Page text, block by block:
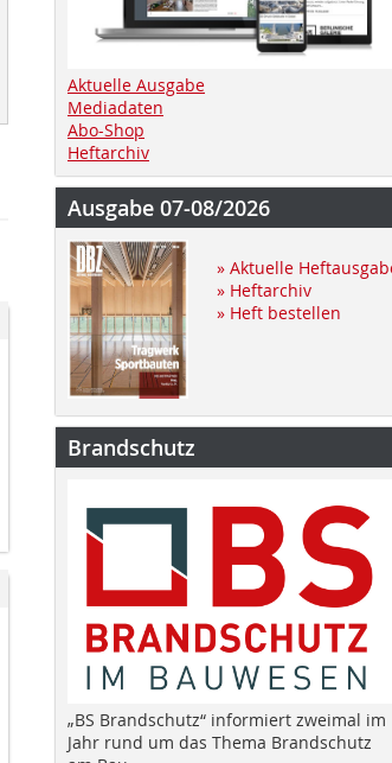
Aktuelle Ausgabe
Mediadaten
Abo-Shop
Heftarchiv
Ausgabe 07-08/2026
» Aktuelle
» Heftarchiv
» Heft bestellen
Brandschutz
„BS Brandschutz“ informiert zweimal im
Jahr rund um das Thema Brandschutz